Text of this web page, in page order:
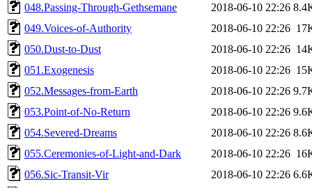
048.Passing-Through-Gethsemane
2018-06-10 22:26
049.Voices-of-Authority
2018-06-10 22:26
050.Dust-to-Dust
2018-06-10 22:26
051.Exogenesis
2018-06-10 22:26
052.Messages-from-Earth
2018-06-10 22:26
053.Point-of-No-Return
2018-06-10 22:26
054.Severed-Dreams
2018-06-10 22:26
055.Ceremonies-of-Light-and-Dark
2018-06-10 22:26
056.Sic-Transit-Vir
2018-06-10 22:26